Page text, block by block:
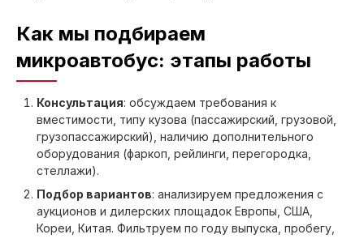
Как мы подбираем
микроавтобус: этапы работы
Консультация: обсуждаем требования к
вместимости, типу кузова (пассажирский, грузовой,
грузопассажирский), наличию дополнительного
оборудования (фаркоп, рейлинги, перегородка,
стеллажи).
Подбор вариантов: анализируем предложения с
аукционов и дилерских площадок Европы, США,
Кореи, Китая. Фильтруем по году выпуска, пробегу,